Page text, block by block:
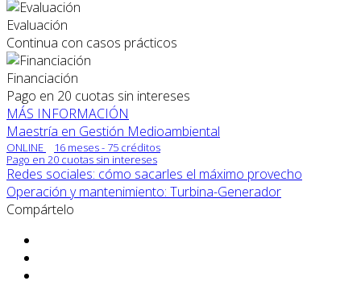
Evaluación
Continua con casos prácticos
Financiación
Pago en 20 cuotas sin intereses
MÁS INFORMACIÓN
Maestría en Gestión Medioambiental
ONLINE
16 meses - 75 créditos
Pago en 20 cuotas sin intereses
Redes sociales: cómo sacarles el máximo provecho
Operación y mantenimiento: Turbina-Generador
Compártelo